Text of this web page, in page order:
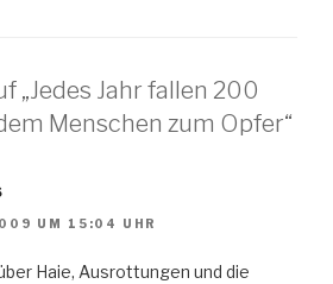
„Jedes Jahr fallen 200
Menschen zum Opfer“
UM 15:04 UHR
Haie, Ausrottungen und die